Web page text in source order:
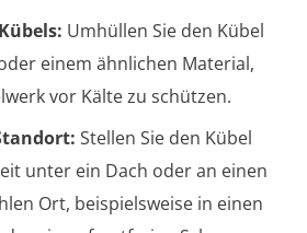
Umhüllen Sie den Kübel
einem ähnlichen Material,
vor Kälte zu schützen.
Stellen Sie den Kübel
unter ein Dach oder an einen
Ort, beispielsweise in einen